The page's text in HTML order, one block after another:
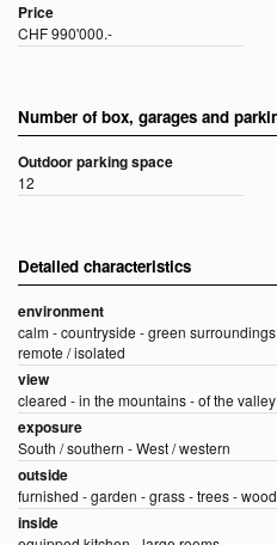
Price
CHF 990'000.-
Number of box, garages and
Outdoor parking space
12
Detailed characteristics
environment
calm - countryside - green
remote / isolated
view
cleared - in the mountains - of the valley
exposure
South / southern - West / western
outside
furnished - garden - grass - trees -
inside